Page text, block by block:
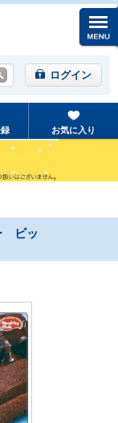
ログイン
お気に入り
ビッ